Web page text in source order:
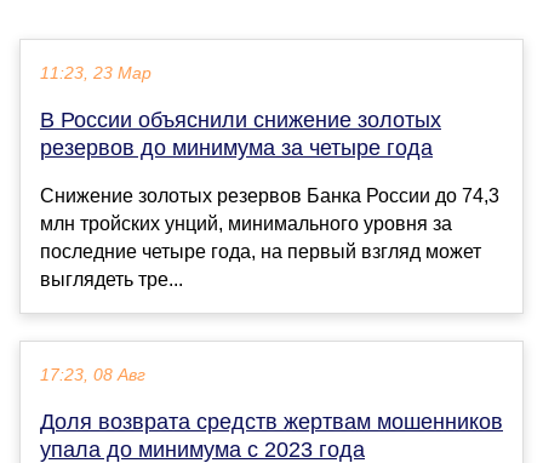
11:23, 23 Мар
В России объяснили снижение золотых
резервов до минимума за четыре года
Снижение золотых резервов Банка России до 74,3
млн тройских унций, минимального уровня за
последние четыре года, на первый взгляд может
выглядеть тре...
17:23, 08 Авг
Доля возврата средств жертвам мошенников
упала до минимума с 2023 года